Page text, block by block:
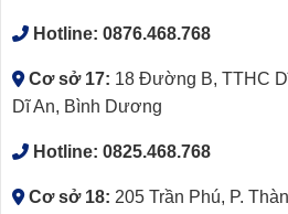
Hotline: 0876.468.768
Cơ sở 17: 18 Đường B, TTHC
Dĩ An, Bình Dương
Hotline: 0825.468.768
Cơ sở 18: 205 Trần Phú, P.